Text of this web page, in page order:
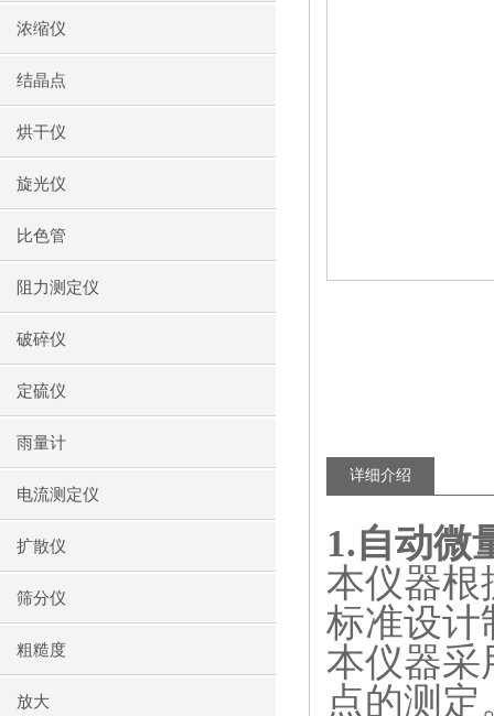
浓缩仪
结晶点
烘干仪
旋光仪
比色管
阻力测定仪
破碎仪
定硫仪
雨量计
电流测定仪
扩散仪
筛分仪
粗糙度
放大
详细介绍
1.自动微
本仪器根
标准设计
本仪器采
点的测定